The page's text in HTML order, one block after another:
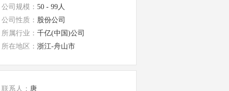
公司规模： 50 - 99人
公司性质： 股份公司
所属行业： 千亿(中国)公司
所在地区： 浙江-舟山市
联系人： 唐